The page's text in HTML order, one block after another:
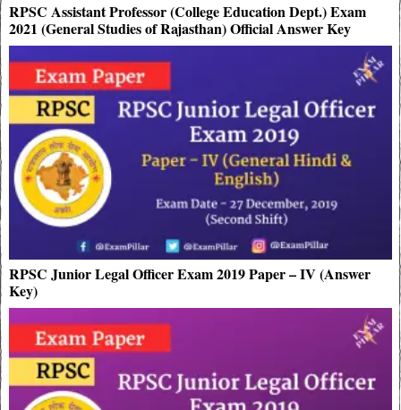
RPSC Assistant Professor (College Education Dept.) Exam
2021 (General Studies of Rajasthan) Official Answer Key
RPSC Junior Legal Officer Exam 2019 Paper – IV (Answer
Key)